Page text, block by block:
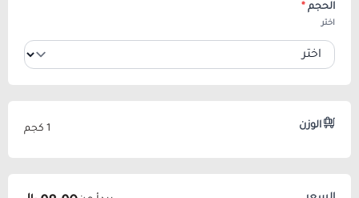
الحجم *
اختر
الوزن 1 كجم